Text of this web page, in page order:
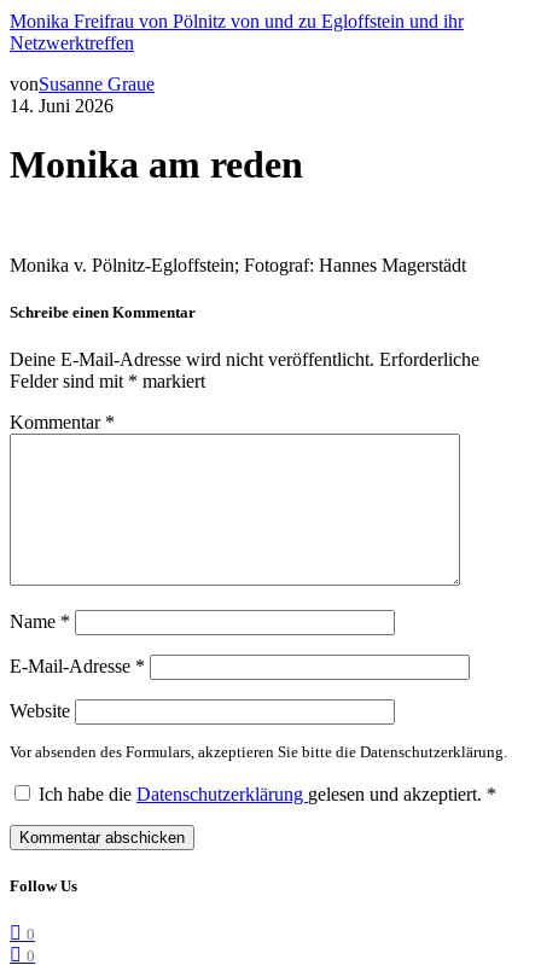
Monika Freifrau von Pölnitz von und zu Egloffstein und ihr
Netzwerktreffen
vonSusanne Graue
14. Juni 2026
Monika am reden
Monika v. Pölnitz-Egloffstein; Fotograf: Hannes Magerstädt
Schreibe einen Kommentar
Deine E-Mail-Adresse wird nicht veröffentlicht. Erforderliche
Felder sind mit * markiert
Kommentar *
Name *
E-Mail-Adresse *
Website
Vor absenden des Formulars, akzeptieren Sie bitte die Datenschutzerklärung.
Ich habe die Datenschutzerklärung gelesen und akzeptiert. *
Follow Us
0
0